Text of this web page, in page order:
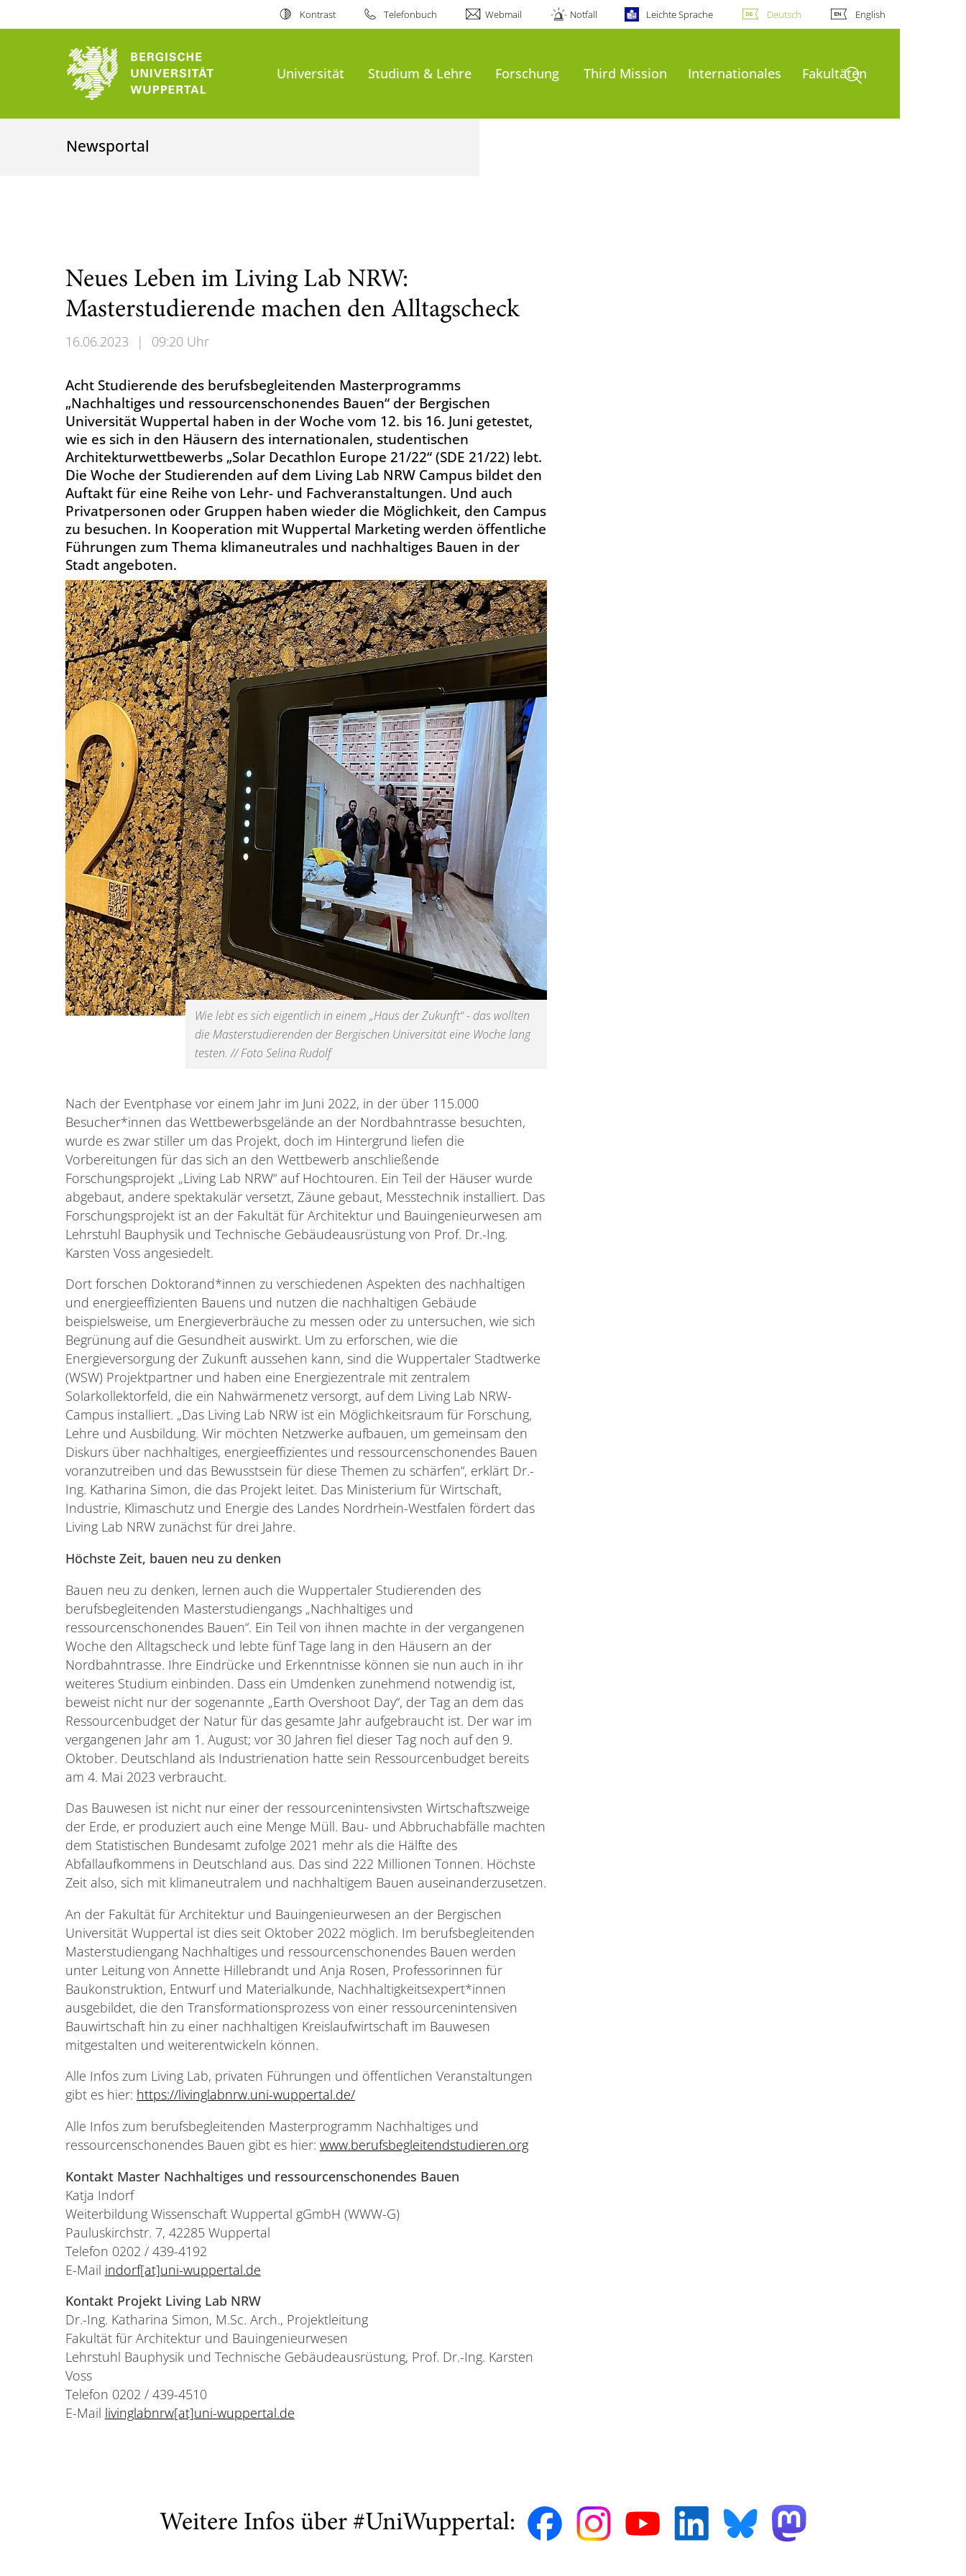
Kontrast Telefonbuch Webmail Notfall Leichte Sprache Deutsch English
Universität Studium & Lehre Forschung Third Mission Internationales FakultätenSuche öffnen
Newsportal
Neues Leben im Living Lab NRW:
Masterstudierende machen den Alltagscheck
16.06.2023 | 09:20 Uhr
Acht Studierende des berufsbegleitenden Masterprogramms
„Nachhaltiges und ressourcenschonendes Bauen“ der Bergischen
Universität Wuppertal haben in der Woche vom 12. bis 16. Juni getestet,
wie es sich in den Häusern des internationalen, studentischen
Architekturwettbewerbs „Solar Decathlon Europe 21/22“ (SDE 21/22) lebt.
Die Woche der Studierenden auf dem Living Lab NRW Campus bildet den
Auftakt für eine Reihe von Lehr- und Fachveranstaltungen. Und auch
Privatpersonen oder Gruppen haben wieder die Möglichkeit, den Campus
zu besuchen. In Kooperation mit Wuppertal Marketing werden öffentliche
Führungen zum Thema klimaneutrales und nachhaltiges Bauen in der
Stadt angeboten.
Wie lebt es sich eigentlich in einem „Haus der Zukunft“ - das wollten
die Masterstudierenden der Bergischen Universität eine Woche lang
testen. // Foto Selina Rudolf
Nach der Eventphase vor einem Jahr im Juni 2022, in der über 115.000
Besucher*innen das Wettbewerbsgelände an der Nordbahntrasse besuchten,
wurde es zwar stiller um das Projekt, doch im Hintergrund liefen die
Vorbereitungen für das sich an den Wettbewerb anschließende
Forschungsprojekt „Living Lab NRW“ auf Hochtouren. Ein Teil der Häuser wurde
abgebaut, andere spektakulär versetzt, Zäune gebaut, Messtechnik installiert. Das
Forschungsprojekt ist an der Fakultät für Architektur und Bauingenieurwesen am
Lehrstuhl Bauphysik und Technische Gebäudeausrüstung von Prof. Dr.-Ing.
Karsten Voss angesiedelt.
Dort forschen Doktorand*innen zu verschiedenen Aspekten des nachhaltigen
und energieeffizienten Bauens und nutzen die nachhaltigen Gebäude
beispielsweise, um Energieverbräuche zu messen oder zu untersuchen, wie sich
Begrünung auf die Gesundheit auswirkt. Um zu erforschen, wie die
Energieversorgung der Zukunft aussehen kann, sind die Wuppertaler Stadtwerke
(WSW) Projektpartner und haben eine Energiezentrale mit zentralem
Solarkollektorfeld, die ein Nahwärmenetz versorgt, auf dem Living Lab NRW-
Campus installiert. „Das Living Lab NRW ist ein Möglichkeitsraum für Forschung,
Lehre und Ausbildung. Wir möchten Netzwerke aufbauen, um gemeinsam den
Diskurs über nachhaltiges, energieeffizientes und ressourcenschonendes Bauen
voranzutreiben und das Bewusstsein für diese Themen zu schärfen“, erklärt Dr.-
Ing. Katharina Simon, die das Projekt leitet. Das Ministerium für Wirtschaft,
Industrie, Klimaschutz und Energie des Landes Nordrhein-Westfalen fördert das
Living Lab NRW zunächst für drei Jahre.
Höchste Zeit, bauen neu zu denken
Bauen neu zu denken, lernen auch die Wuppertaler Studierenden des
berufsbegleitenden Masterstudiengangs „Nachhaltiges und
ressourcenschonendes Bauen“. Ein Teil von ihnen machte in der vergangenen
Woche den Alltagscheck und lebte fünf Tage lang in den Häusern an der
Nordbahntrasse. Ihre Eindrücke und Erkenntnisse können sie nun auch in ihr
weiteres Studium einbinden. Dass ein Umdenken zunehmend notwendig ist,
beweist nicht nur der sogenannte „Earth Overshoot Day“, der Tag an dem das
Ressourcenbudget der Natur für das gesamte Jahr aufgebraucht ist. Der war im
vergangenen Jahr am 1. August; vor 30 Jahren fiel dieser Tag noch auf den 9.
Oktober. Deutschland als Industrienation hatte sein Ressourcenbudget bereits
am 4. Mai 2023 verbraucht.
Das Bauwesen ist nicht nur einer der ressourcenintensivsten Wirtschaftszweige
der Erde, er produziert auch eine Menge Müll. Bau- und Abbruchabfälle machten
dem Statistischen Bundesamt zufolge 2021 mehr als die Hälfte des
Abfallaufkommens in Deutschland aus. Das sind 222 Millionen Tonnen. Höchste
Zeit also, sich mit klimaneutralem und nachhaltigem Bauen auseinanderzusetzen.
An der Fakultät für Architektur und Bauingenieurwesen an der Bergischen
Universität Wuppertal ist dies seit Oktober 2022 möglich. Im berufsbegleitenden
Masterstudiengang Nachhaltiges und ressourcenschonendes Bauen werden
unter Leitung von Annette Hillebrandt und Anja Rosen, Professorinnen für
Baukonstruktion, Entwurf und Materialkunde, Nachhaltigkeitsexpert*innen
ausgebildet, die den Transformationsprozess von einer ressourcenintensiven
Bauwirtschaft hin zu einer nachhaltigen Kreislaufwirtschaft im Bauwesen
mitgestalten und weiterentwickeln können.
Alle Infos zum Living Lab, privaten Führungen und öffentlichen Veranstaltungen
gibt es hier: https://livinglabnrw.uni-wuppertal.de/
Alle Infos zum berufsbegleitenden Masterprogramm Nachhaltiges und
ressourcenschonendes Bauen gibt es hier: www.berufsbegleitendstudieren.org
Kontakt Master Nachhaltiges und ressourcenschonendes Bauen
Katja Indorf
Weiterbildung Wissenschaft Wuppertal gGmbH (WWW-G)
Pauluskirchstr. 7, 42285 Wuppertal
Telefon 0202 / 439-4192
E-Mail indorf[at]uni-wuppertal.de
Kontakt Projekt Living Lab NRW
Dr.-Ing. Katharina Simon, M.Sc. Arch., Projektleitung
Fakultät für Architektur und Bauingenieurwesen
Lehrstuhl Bauphysik und Technische Gebäudeausrüstung, Prof. Dr.-Ing. Karsten
Voss
Telefon 0202 / 439-4510
E-Mail livinglabnrw[at]uni-wuppertal.de
Weitere Infos über #UniWuppertal: